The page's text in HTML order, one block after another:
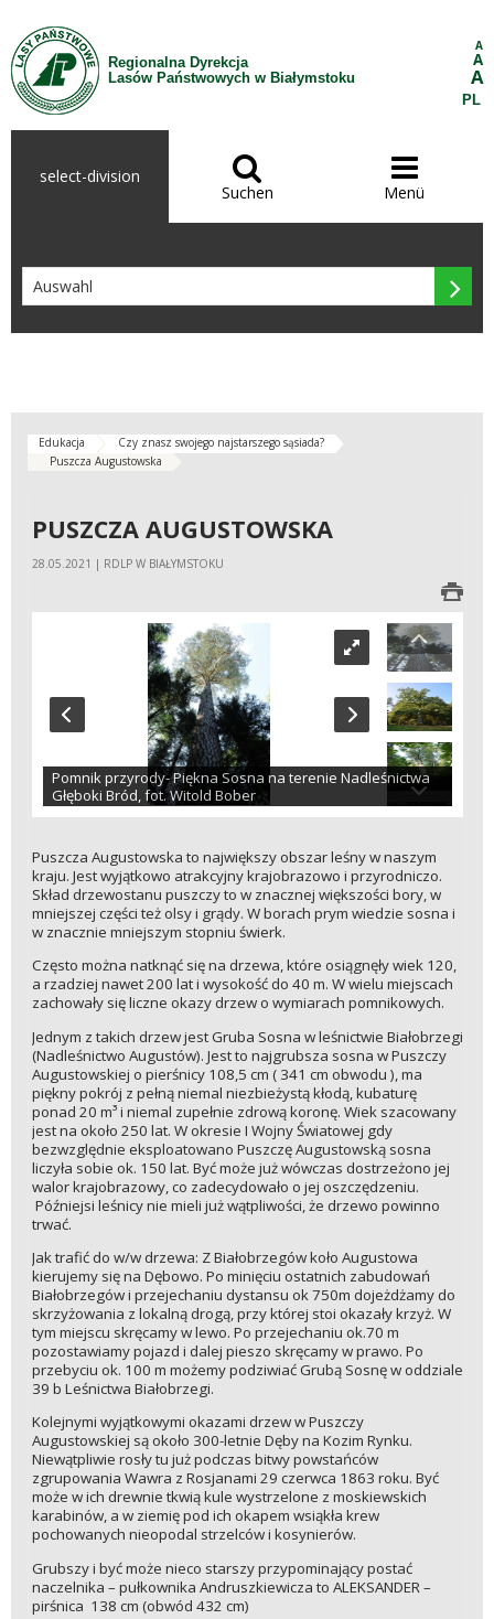
Zum Inhalt wechseln
Regionalna Dyrekcja
Lasów Państwowych w Białymstoku
A
A
A
PL
select-division 
Suchen

Menü

Edukacja
Czy znasz swojego najstarszego sąsiada?
Puszcza Augustowska
PUSZCZA AUGUSTOWSKA
28.05.2021 | RDLP W BIAŁYMSTOKU
Pomnik przyrody- Piękna Sosna na terenie Nadleśnictwa
Głęboki Bród, fot. Witold Bober
Puszcza Augustowska to największy obszar leśny w naszym
kraju. Jest wyjątkowo atrakcyjny krajobrazowo i przyrodniczo.
Skład drzewostanu puszczy to w znacznej większości bory, w
mniejszej części też olsy i grądy. W borach prym wiedzie sosna i
w znacznie mniejszym stopniu świerk.
Często można natknąć się na drzewa, które osiągnęły wiek 120,
a rzadziej nawet 200 lat i wysokość do 40 m. W wielu miejscach
zachowały się liczne okazy drzew o wymiarach pomnikowych.
Jednym z takich drzew jest Gruba Sosna w leśnictwie Białobrzegi
(Nadleśnictwo Augustów). Jest to najgrubsza sosna w Puszczy
Augustowskiej o pierśnicy 108,5 cm ( 341 cm obwodu ), ma
piękny pokrój z pełną niemal niezbieżystą kłodą, kubaturę
ponad 20 m³ i niemal zupełnie zdrową koronę. Wiek szacowany
jest na około 250 lat. W okresie I Wojny Światowej gdy
bezwzględnie eksploatowano Puszczę Augustowską sosna
liczyła sobie ok. 150 lat. Być może już wówczas dostrzeżono jej
walor krajobrazowy, co zadecydowało o jej oszczędzeniu.
Późniejsi leśnicy nie mieli już wątpliwości, że drzewo powinno
trwać.
Jak trafić do w/w drzewa: Z Białobrzegów koło Augustowa
kierujemy się na Dębowo. Po minięciu ostatnich zabudowań
Białobrzegów i przejechaniu dystansu ok 750m dojeżdżamy do
skrzyżowania z lokalną drogą, przy której stoi okazały krzyż. W
tym miejscu skręcamy w lewo. Po przejechaniu ok.70 m
pozostawiamy pojazd i dalej pieszo skręcamy w prawo. Po
przebyciu ok. 100 m możemy podziwiać Grubą Sosnę w oddziale
39 b Leśnictwa Białobrzegi.
Kolejnymi wyjątkowymi okazami drzew w Puszczy
Augustowskiej są około 300-letnie Dęby na Kozim Rynku.
Niewątpliwie rosły tu już podczas bitwy powstańców
zgrupowania Wawra z Rosjanami 29 czerwca 1863 roku. Być
może w ich drewnie tkwią kule wystrzelone z moskiewskich
karabinów, a w ziemię pod ich okapem wsiąkła krew
pochowanych nieopodal strzelców i kosynierów.
Grubszy i być może nieco starszy przypominający postać
naczelnika – pułkownika Andruszkiewicza to ALEKSANDER –
pirśnica 138 cm (obwód 432 cm)